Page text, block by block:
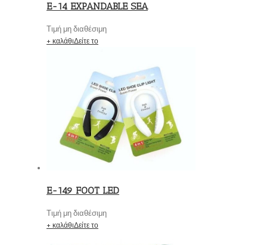
E-14 EXPANDABLE SEA
Τιμή μη διαθέσιμη
+ καλάθιΔείτε το
E-149 FOOT LED
Τιμή μη διαθέσιμη
+ καλάθιΔείτε το